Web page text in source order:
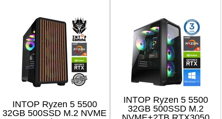
INTOP Ryzen 5 5500
32GB 500SSD M.2 NVME
INTOP Ryzen 5 5500
32GB 500SSD M.2